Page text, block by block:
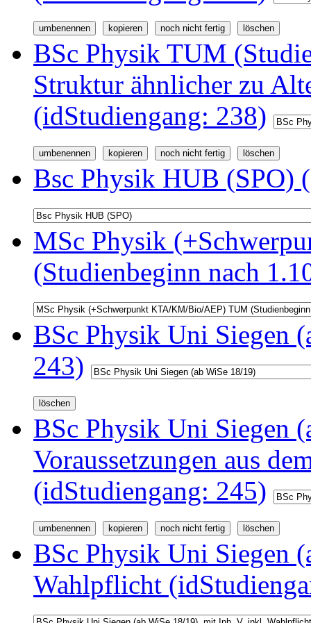
BSc Physik TUM
Struktur ähnlicher zu
(idStudiengang: 238)
Bsc Physik HUB (SPO)
MSc Physik
(Studienbeginn nach
BSc Physik Uni Siegen
243)
BSc Physik Uni Siegen
Voraussetzungen aus
(idStudiengang: 245)
BSc Physik Uni Siegen
Wahlpflicht